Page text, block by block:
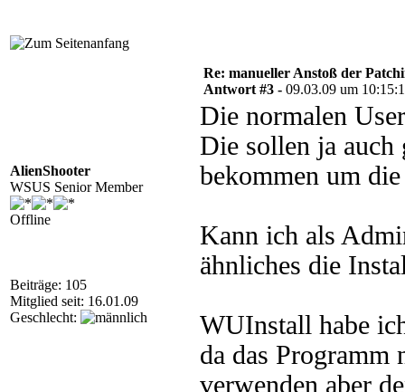
AlienShooter
WSUS Senior Member
Offline
Beiträge: 105
Mitglied seit: 16.01.09
Geschlecht:
Re: manueller Anstoß der
Antwort #3 - 09.03.09 um
Die normalen
Die sollen ja auch
bekommen um
Kann ich als
ähnliches die
WUInstall habe
da das Programm
verwenden aber